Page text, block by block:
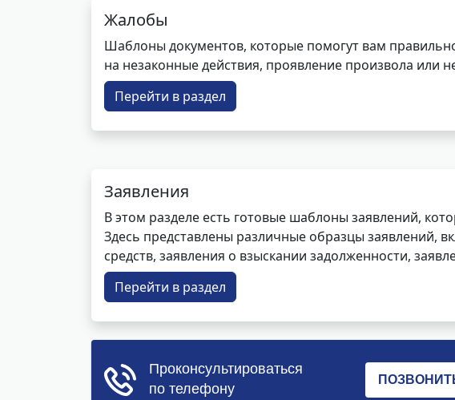
Жалобы
Шаблоны документов, которые помогут вам
на незаконные действия, проявление произвола или
Перейти в раздел
Заявления
В этом разделе есть готовые шаблоны заявлений,
Здесь представлены различные образцы заявлений,
средств, заявления о взыскании задолженности,
Перейти в раздел